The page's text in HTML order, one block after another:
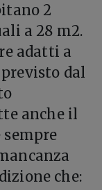
2
a 28 m2.
adatti a
dal
anche il
sempre
che: